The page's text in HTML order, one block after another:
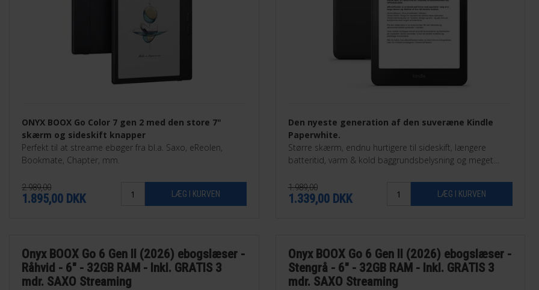
ONYX BOOX Go Color 7 gen 2 med den store 7"
skærm og sideskift knapper
Perfekt til at streame ebøger fra bl.a. Saxo, eReolen,
Bookmate, Chapter, mm.
2.989,00
1.895,00 DKK
Den nyeste generation af den suveræne Kindle
Paperwhite.
Større skærm, endnu hurtigere til sideskift, længere
batteritid, varm & kold baggrundsbelysning og meget
Findes som 16GB eller som 32GB Signature Edition.
1.989,00
1.339,00 DKK
Onyx BOOX Go 6 Gen II (2026) ebogslæser -
Råhvid - 6" - 32GB RAM - Inkl. GRATIS 3
mdr. SAXO Streaming
Onyx BOOX Go 6 Gen II (2026) ebogslæser -
Stengrå - 6" - 32GB RAM - Inkl. GRATIS 3
mdr. SAXO Streaming